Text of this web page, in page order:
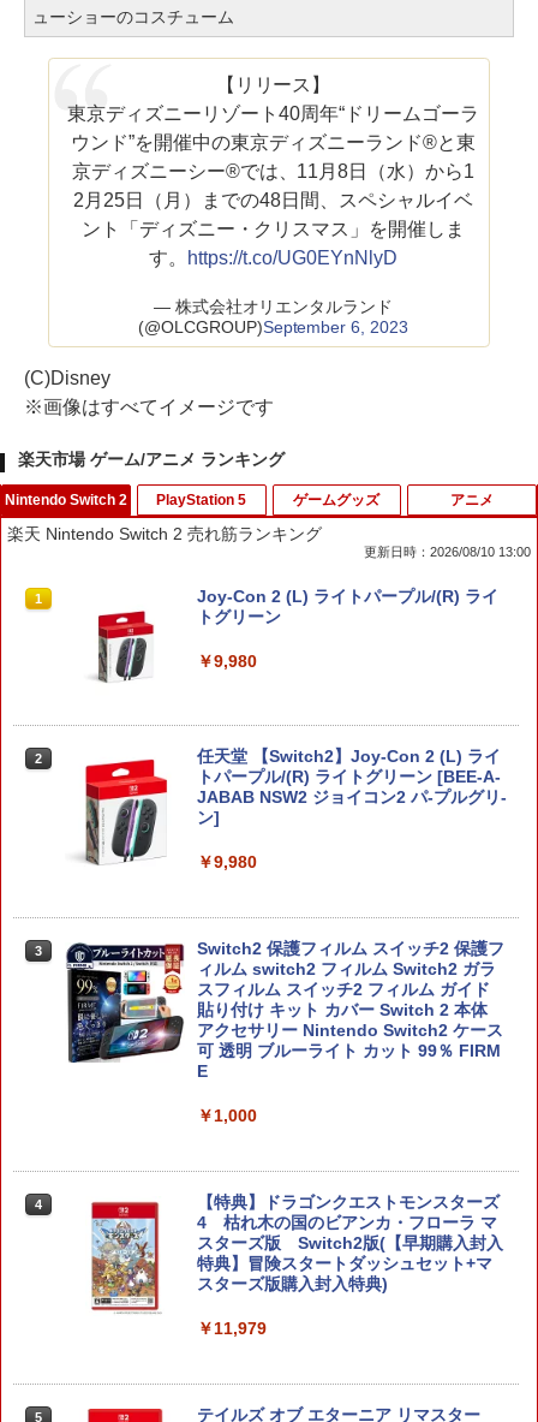
ューショーのコスチューム
【リリース】
東京ディズニーリゾート40周年“ドリームゴーラ
ウンド”を開催中の東京ディズニーランド®と東
京ディズニーシー®では、11月8日（水）から1
2月25日（月）までの48日間、スペシャルイベ
ント「ディズニー・クリスマス」を開催しま
す。
https://t.co/UG0EYnNlyD
— 株式会社オリエンタルランド
(@OLCGROUP)September 6, 2023
(C)Disney
※画像はすべてイメージです
楽天市場 ゲーム/アニメ ランキング
Nintendo Switch 2
楽天 Nintendo Switch 2 売れ筋ランキング
更新日時：2026/08/10 13:00
1
Joy-Con 2 (L) ライトパープル/(R) ライ
トグリーン
￥9,980
2
任天堂 【Switch2】Joy-Con 2 (L) ライ
トパープル/(R) ライトグリーン [BEE-A-
JABAB NSW2 ジョイコン2 パ-プルグリ-
ン]
￥9,980
3
Switch2 保護フィルム スイッチ2 保護フ
ィルム switch2 フィルム Switch2 ガラ
スフィルム スイッチ2 フィルム ガイド
貼り付け キット カバー Switch 2 本体
アクセサリー Nintendo Switch2 ケース
可 透明 ブルーライト カット 99％ FIRM
E
￥1,000
4
【特典】ドラゴンクエストモンスターズ
4 枯れ木の国のビアンカ・フローラ マ
スターズ版 Switch2版(【早期購入封入
特典】冒険スタートダッシュセット+マ
スターズ版購入封入特典)
￥11,979
5 テイルズ オブ エターニア リマスター
PlayStation 5 ゲームグッズ アニメ